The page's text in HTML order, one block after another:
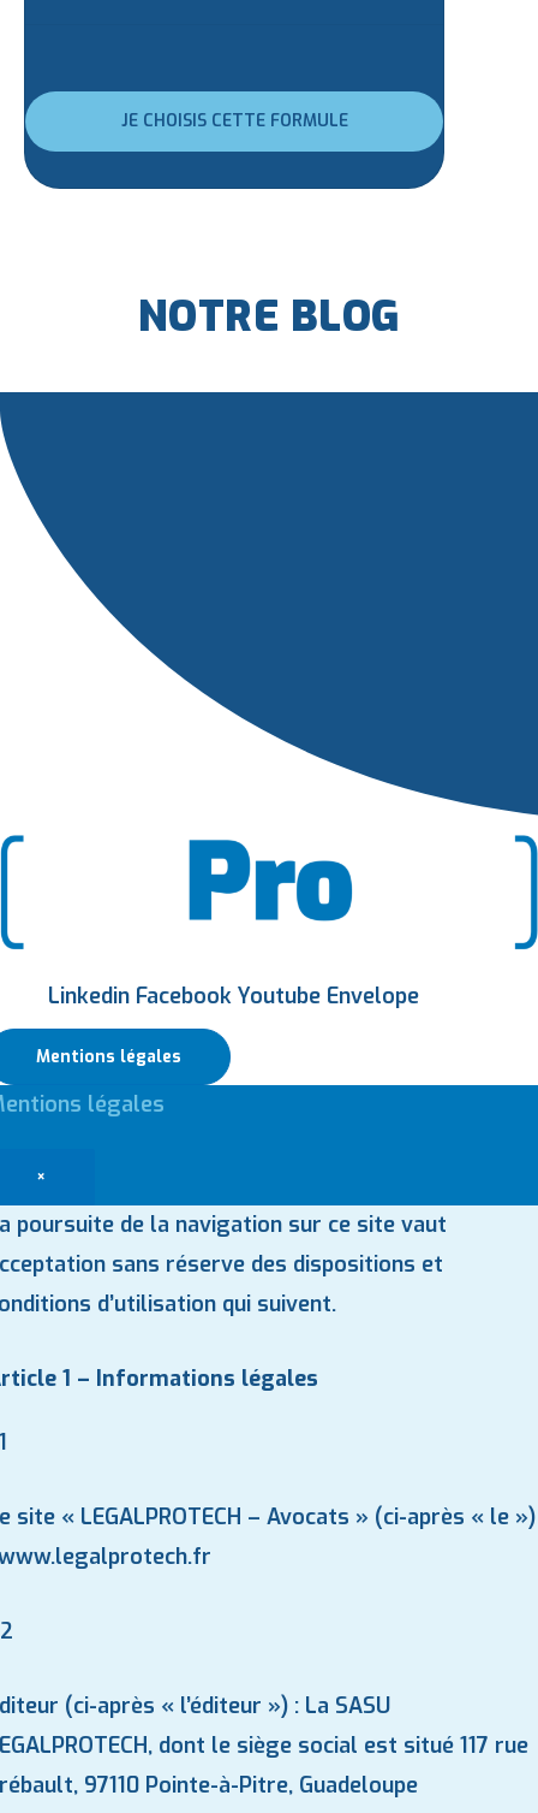
JE CHOISIS CETTE FORMULE
NOTRE BLOG
Linkedin Facebook Youtube Envelope
Mentions légales
légales
×
poursuite de la navigation sur ce site vaut
sans réserve des dispositions et
d’utilisation qui suivent.
1 – Informations légales
site « LEGALPROTECH – Avocats » (ci-après « le »)
(ci-après « l’éditeur ») : La SASU
dont le siège social est situé 117 rue
97110 Pointe-à-Pitre, Guadeloupe